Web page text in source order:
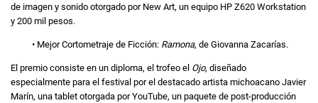
de imagen y sonido otorgado por New Art, un equipo HP Z620 Workstation
y 200 mil pesos.
• Mejor Cortometraje de Ficción: Ramona, de Giovanna Zacarías.
El premio consiste en un diploma, el trofeo el Ojo, diseñado
especialmente para el festival por el destacado artista michoacano Javier
Marín, una tablet otorgada por YouTube, un paquete de post-producción